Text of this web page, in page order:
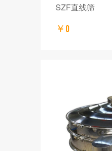
SZF直线筛
￥0